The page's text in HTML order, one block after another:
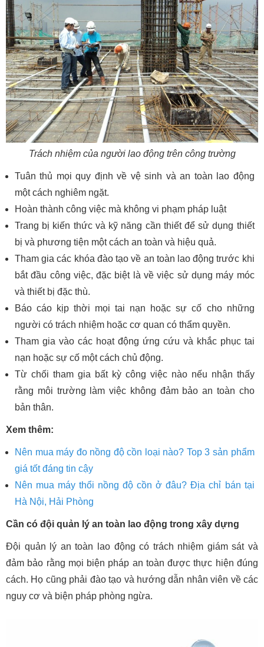
Trách nhiệm của người lao động trên công trường
Tuân thủ mọi quy định về vệ sinh và an toàn lao động
một cách nghiêm ngặt.
Hoàn thành công việc mà không vi phạm pháp luật
Trang bị kiến thức và kỹ năng cần thiết để sử dụng thiết
bị và phương tiện một cách an toàn và hiệu quả.
Tham gia các khóa đào tạo về an toàn lao động trước khi
bắt đầu công việc, đặc biệt là về việc sử dụng máy móc
và thiết bị đặc thù.
Báo cáo kịp thời mọi tai nạn hoặc sự cố cho những
người có trách nhiệm hoặc cơ quan có thẩm quyền.
Tham gia vào các hoạt động ứng cứu và khắc phục tai
nạn hoặc sự cố một cách chủ động.
Từ chối tham gia bất kỳ công việc nào nếu nhận thấy
rằng môi trường làm việc không đảm bảo an toàn cho
bản thân.
Xem thêm:
Nên mua máy đo nồng độ cồn loại nào? Top 3 sản phẩm
giá tốt đáng tin cậy
Nên mua máy thổi nồng độ cồn ở đâu? Địa chỉ bán tại
Hà Nội, Hải Phòng
Cần có đội quản lý an toàn lao động trong xây dựng
Đội quản lý an toàn lao động có trách nhiệm giám sát và
đảm bảo rằng mọi biện pháp an toàn được thực hiện đúng
cách. Họ cũng phải đào tạo và hướng dẫn nhân viên về các
nguy cơ và biện pháp phòng ngừa.